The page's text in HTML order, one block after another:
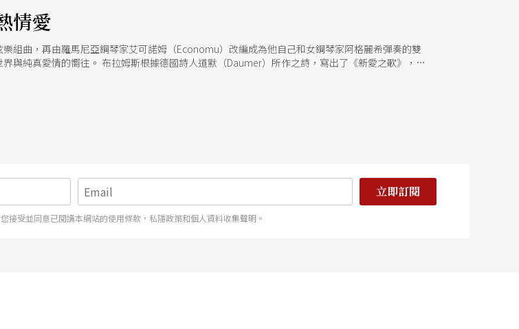
情愛
組曲，再由羅馬尼亞鋼琴家艾可諾姆（Economu）改編成為他自己和女鋼琴家阿格麗希彈奏的雙
與純真愛情的嚮往。 布拉姆斯根據德國詩人道默（Daumer）所作之詩，寫出了《新愛之歌》，圓
新組合，以最燦爛多彩的炫技，表現出花花公子「唐璜」的多面性。 這些作曲家們對音樂裡「愛
情話愛之歌」音樂會中，經由舞蹈、歌唱、影像演奏等媒介，傳達給聽眾。 「聖誕情話愛之歌」將
立即訂閱
接受並同意已閱讀本網站的使用條款，私隱政策和個人資料收集聲明。